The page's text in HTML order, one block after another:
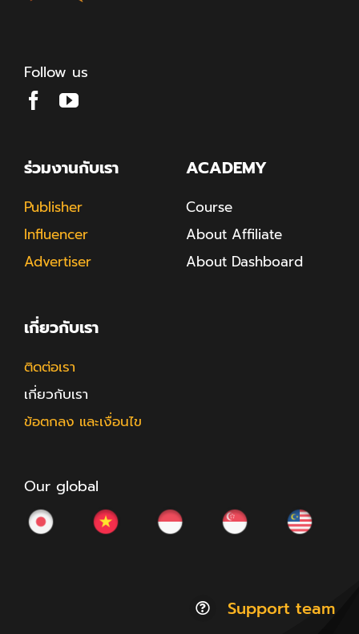
Follow us
ร่วมงานกับเรา
Publisher
Influencer
Advertiser
ACADEMY
Course
About Affiliate
About Dashboard
เกี่ยวกับเรา
ติดต่อเรา
เกี่ยวกับเรา
ข้อตกลง และเงื่อนไข
Our global
Support team